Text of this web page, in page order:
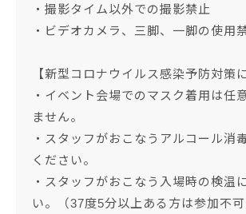
・撮影タイム以外での撮影禁止
・ビデオカメラ、三脚、一脚の使用
【新型コロナウイルス感染予防対策
・イベント会場でのマスク着用は任
ません。
・スタッフがおこなうアルコール消
ください。
・スタッフがおこなう入場時の検温
い。（37度5分以上ある方は参加不可